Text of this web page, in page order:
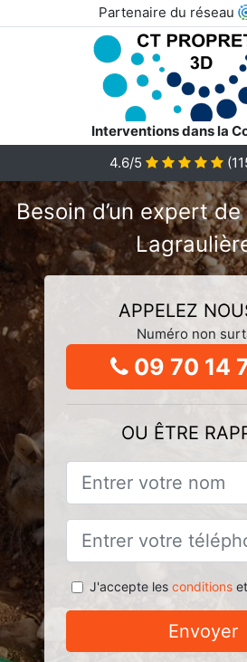
Partenaire du réseau
Interventions dans la
4.6/5
(
Besoin d’un expert
APPELEZ
Numéro non
09 70 14
OU ÊTRE
J'accepte les conditionset
Envoyer